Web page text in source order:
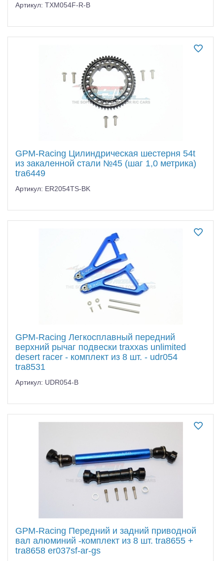
Артикул: TXM054F-R-B
GPM-Racing Цилиндрическая шестерня 54t
из закаленной стали №45 (шаг 1,0 метрика)
tra6449
Артикул: ER2054TS-BK
GPM-Racing Легкосплавный передний
верхний рычаг подвески traxxas unlimited
desert racer - комплект из 8 шт. - udr054
tra8531
Артикул: UDR054-B
GPM-Racing Передний и задний приводной
вал алюминий -комплект из 8 шт. tra8655 +
tra8658 er037sf-ar-gs